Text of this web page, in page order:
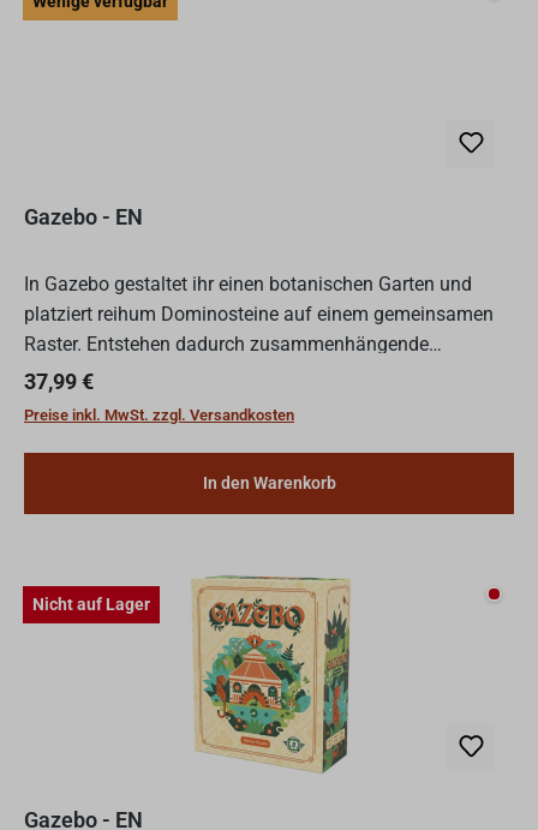
Gazebo - EN
In Gazebo gestaltet ihr einen botanischen Garten und
platziert reihum Dominosteine auf einem gemeinsamen
Raster. Entstehen dadurch zusammenhängende
Farbflächen („Nooks“), setzt ihr dort ein eigenes Pavillon-
Spielteil...
Regulärer Preis:
37,99 €
Preise inkl. MwSt. zzgl. Versandkosten
In den Warenkorb
Nicht auf Lager Nicht
Gazebo - EN